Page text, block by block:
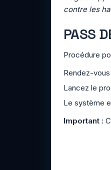
contre les
PASS
Procédure
Rendez-
Lancez le
Le système
Important :